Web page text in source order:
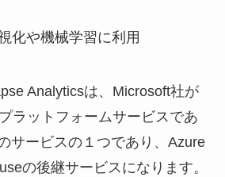
化や機械学習に利用
Analyticsは、Microsoft社が
ラットフォームサービスであ
サービスの１つであり、Azure
の後継サービスになります。